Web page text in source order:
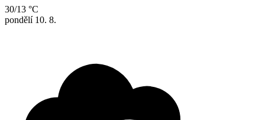
30/13 °C
pondělí 10. 8.